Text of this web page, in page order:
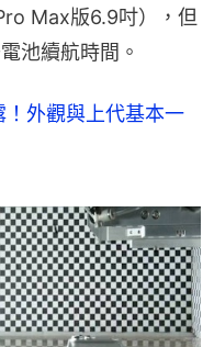
Max版6.9吋），但
池續航時間。
外觀與上代基本一